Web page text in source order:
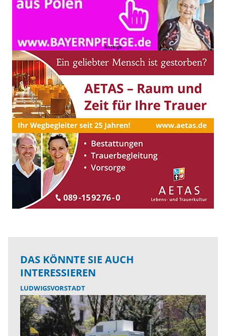
DAS KÖNNTE SIE AUCH
INTERESSIEREN
LUDWIGSVORSTADT